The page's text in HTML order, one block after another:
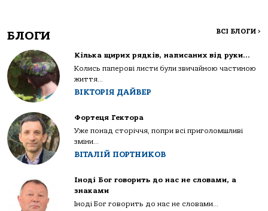
БЛОГИ ВСІ БЛОГИ >
Кілька щирих рядків, написаних від руки…
Колись паперові листи були звичайною частиною
життя...
ВІКТОРІЯ ДАЙВЕР
Фортеця Гектора
Уже понад сторіччя, попри всі приголомшливі
зміни...
ВІТАЛІЙ ПОРТНИКОВ
Іноді Бог говорить до нас не словами, а
знаками
Іноді Бог говорить до нас не словами...